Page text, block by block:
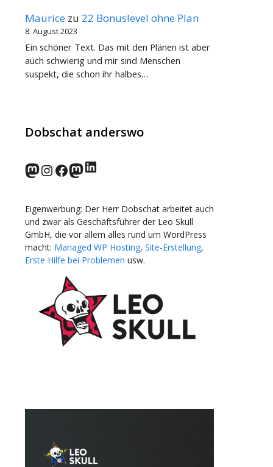
Maurice zu 22 Bonuslevel ohne Plan
8. August 2023
Ein schöner Text. Das mit den Plänen ist aber
auch schwierig und mir sind Menschen
suspekt, die schon ihr halbes…
Dobschat anderswo
norden.social
Instagram
Facebook
wp-punks.social
LinkedIn
Eigenwerbung: Der Herr Dobschat arbeitet auch
und zwar als Geschäftsführer der Leo Skull
GmbH, die vor allem alles rund um WordPress
macht: Managed WP Hosting, Site-Erstellung,
Erste Hilfe bei Problemen usw.